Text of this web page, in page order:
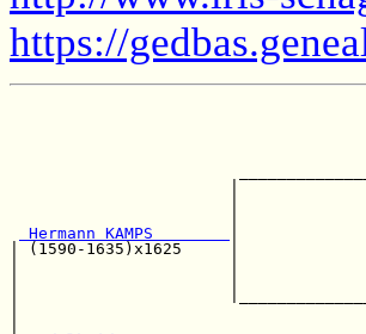
https://
|
Hermann KAMPS
| (1590-1635)x1625     |
|                      |
|